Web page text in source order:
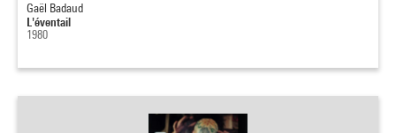
Gaël Badaud
L'éventail
1980